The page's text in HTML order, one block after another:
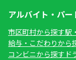
アルバイト・パ
市区町村から探す駅
給与・こだわりから
コンビニから探す ド